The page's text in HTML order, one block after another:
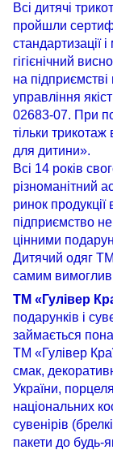
Всі дитячі
пройшли
стандартизації
гігієнічний
на
управління
02683-07. При
тільки трикотаж
для дитини».
Всі 14 років
різноманітний
ринок
підприємство
цінними
Дитячий одяг
самим
ТМ «Гулівер
подарунків і
займається
ТМ «Гулівер
смак,
України,
національних
сувенірів
пакети до будь-